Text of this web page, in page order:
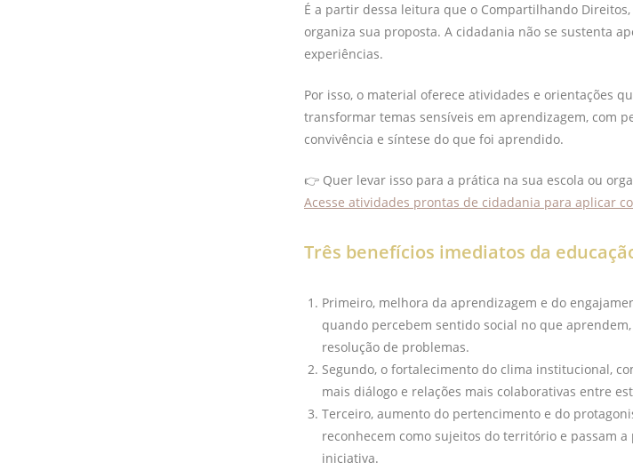
É a partir dessa leitura que o Compartilhando
organiza sua proposta. A cidadania não se sustenta
experiências.
Por isso, o material oferece atividades e orientações
transformar temas sensíveis em aprendizagem, com
convivência e síntese do que foi aprendido.
👉 Quer levar isso para a prática na sua escola ou
Acesse atividades prontas de cidadania para aplicar
Três benefícios imediatos da
Primeiro, melhora da aprendizagem e do
quando percebem sentido social no que
resolução de problemas.
Segundo, o fortalecimento do clima institucional,
mais diálogo e relações mais colaborativas entre
Terceiro, aumento do pertencimento e do
reconhecem como sujeitos do território e passam
iniciativa.